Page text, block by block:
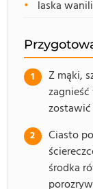
laska
Z mąki,
Ciasto
środka